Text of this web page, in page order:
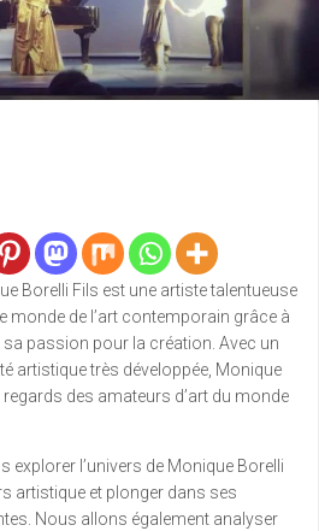
Borelli Fils est une artiste talentueuse
monde de l’art contemporain grâce à
passion pour la création. Avec un
artistique très développée, Monique
des amateurs d’art du monde
explorer l’univers de Monique Borelli
artistique et plonger dans ses
Nous allons également analyser